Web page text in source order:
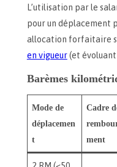
L’utilisation par le
pour un déplacement
allocation forfaitaire
en vigueur(et évoluant
Barèmes
Mode de
déplacemen
t
Cadre
ment